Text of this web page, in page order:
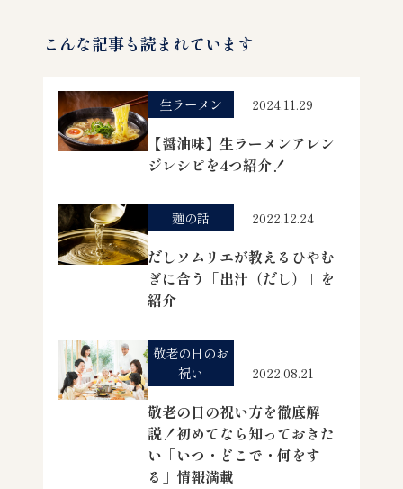
こんな記事も読まれています
生ラーメン 2024.11.29
【醤油味】生ラーメンアレン
ジレシピを4つ紹介！
麺の話 2022.12.24
だしソムリエが教えるひやむ
ぎに合う「出汁（だし）」を
紹介
敬老の日のお
祝い
2022.08.21
敬老の日の祝い方を徹底解
説！初めてなら知っておきた
い「いつ・どこで・何をす
る」情報満載